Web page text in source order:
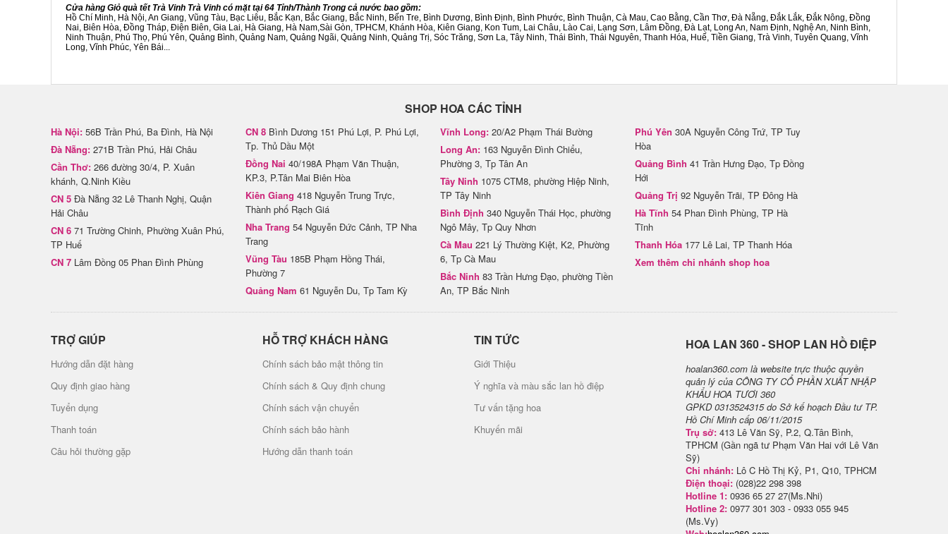
Cửa hàng Giỏ quà tết Trà Vinh Trà Vinh có mặt tại 64 Tỉnh/Thành Trong cả nước bao gồm:
Hồ Chí Minh, Hà Nội, An Giang, Vũng Tàu, Bạc Liêu, Bắc Kạn, Bắc Giang, Bắc Ninh, Bến Tre, Bình Dương, Bình Định, Bình Phước, Bình Thuận, Cà Mau, Cao Bằng, Cần Thơ, Đà Nẵng, Đắk Lắk, Đắk Nông, Đồng
Nai, Biên Hòa, Đồng Tháp, Điện Biên, Gia Lai, Hà Giang, Hà Nam,Sài Gòn, TPHCM, Khánh Hòa, Kiên Giang, Kon Tum, Lai Châu, Lào Cai, Lạng Sơn, Lâm Đồng, Đà Lạt, Long An, Nam Định, Nghệ An, Ninh Bình,
Ninh Thuận, Phú Thọ, Phú Yên, Quảng Bình, Quảng Nam, Quảng Ngãi, Quảng Ninh, Quảng Trị, Sóc Trăng, Sơn La, Tây Ninh, Thái Bình, Thái Nguyên, Thanh Hóa, Huế, Tiền Giang, Trà Vinh, Tuyên Quang, Vĩnh
Long, Vĩnh Phúc, Yên Bái...
SHOP HOA CÁC TỈNH
Hà Nội: 56B Trần Phú, Ba Đình, Hà Nội
Đà Nẵng: 271B Trần Phú, Hải Châu
Cần Thơ: 266 đường 30/4, P. Xuân
khánh, Q.Ninh Kiều
CN 5 Đà Nẵng 32 Lê Thanh Nghị, Quận
Hải Châu
CN 6 71 Trường Chinh, Phường Xuân Phú,
TP Huế
CN 7 Lâm Đồng 05 Phan Đình Phùng
CN 8 Bình Dương 151 Phú Lợi, P. Phú Lợi,
Tp. Thủ Dầu Một
Đồng Nai 40/198A Phạm Văn Thuận,
KP.3, P.Tân Mai Biên Hòa
Kiên Giang 418 Nguyễn Trung Trực,
Thành phố Rạch Giá
Nha Trang 54 Nguyễn Đức Cảnh, TP Nha
Trang
Vũng Tàu 185B Phạm Hồng Thái,
Phường 7
Quảng Nam 61 Nguyễn Du, Tp Tam Kỳ
Vĩnh Long: 20/A2 Phạm Thái Bường
Long An: 163 Nguyễn Đình Chiểu,
Phường 3, Tp Tân An
Tây Ninh 1075 CTM8, phường Hiệp Ninh,
TP Tây Ninh
Bình Định 340 Nguyễn Thái Học, phường
Ngô Mây, Tp Quy Nhơn
Cà Mau 221 Lý Thường Kiệt, K2, Phường
6, Tp Cà Mau
Bắc Ninh 83 Trần Hưng Đạo, phường Tiền
An, TP Bắc Ninh
Phú Yên 30A Nguyễn Công Trứ, TP Tuy
Hòa
Quảng Bình 41 Trần Hưng Đạo, Tp Đồng
Hới
Quảng Trị 92 Nguyễn Trãi, TP Đông Hà
Hà Tĩnh 54 Phan Đình Phùng, TP Hà
Tĩnh
Thanh Hóa 177 Lê Lai, TP Thanh Hóa
Xem thêm chi nhánh shop hoa
TRỢ GIÚP
Hướng dẫn đặt hàng
Quy định giao hàng
Tuyển dụng
Thanh toán
Câu hỏi thường gặp
HỖ TRỢ KHÁCH HÀNG
Chính sách bảo mật thông tin
Chính sách & Quy định chung
Chính sách vận chuyển
Chính sách bảo hành
Hướng dẫn thanh toán
TIN TỨC
Giới Thiệu
Ý nghĩa và màu sắc lan hồ điệp
Tư vấn tặng hoa
Khuyến mãi
H​OA LAN 360 - SHOP LAN HỒ ĐIỆP
hoalan360.com là website trực thuộc quyền
quản lý của CÔNG TY CỔ PHẦN XUẤT NHẬP
KHẨU HOA TƯƠI 360
GPKD 0313524315 do Sở kế hoạch Đầu tư TP.
Hồ Chí Minh cấp 06/11/2015
Trụ sở: 413 Lê Văn Sỹ, P.2, Q.Tân Bình,
TPHCM (Gần ngã tư Phạm Văn Hai với Lê Văn
Sỹ)
Chi nhánh: Lô C Hồ Thị Kỷ, P1, Q10, TPHCM
Điện thoại: (028)22 298 398
Hotline 1: 0936 65 27 27(Ms.Nhi)
Hotline 2: 0977 301 303 - 0933 055 945
(Ms.Vy)